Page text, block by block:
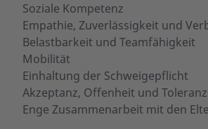
Soziale Kompetenz
Empathie, Zuverlässigkeit und
Belastbarkeit und Teamfähigkeit
Mobilität
Einhaltung der Schweigepflicht
Akzeptanz, Offenheit und Toleranz
Enge Zusammenarbeit mit den